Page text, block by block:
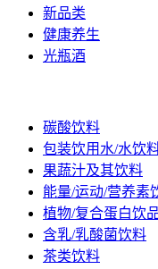
新品类
健康养生
光瓶酒
碳酸饮料
包装饮用水/水饮
果蔬汁及其饮料
能量/运动/营养素
植物/复合蛋白饮
含乳/乳酸菌饮料
茶类饮料